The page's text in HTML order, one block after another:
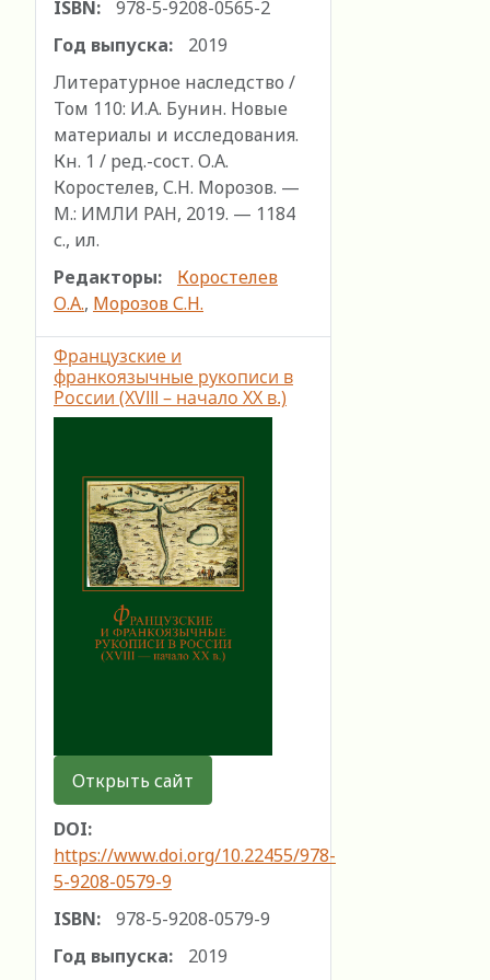
ISBN:
978-5-9208-0565-2
Год выпуска:
2019
Литературное наследство /
Том 110: И.А. Бунин. Новые
материалы и исследования.
Кн. 1 / ред.-сост. О.А.
Коростелев, С.Н. Морозов. —
М.: ИМЛИ РАН, 2019. — 1184
с., ил.
Редакторы:
Коростелев
О.А., Морозов С.Н.
Французские и
франкоязычные рукописи в
России (XVIII – начало XX в.)
Открыть сайт
DOI:
https://www.doi.org/10.22455/978-
5-9208-0579-9
ISBN:
978-5-9208-0579-9
Год выпуска:
2019